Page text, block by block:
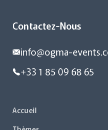
Contactez-Nous
info@ogma-
+33 1 85 09 68 65
Accueil